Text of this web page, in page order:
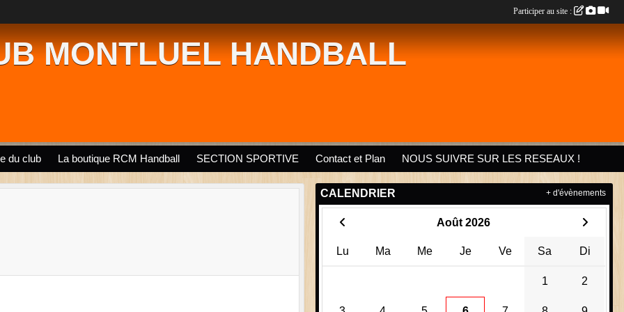
MONTLUEL HANDBALL
du club La boutique RCM Handball SECTION SPORTIVE Contact et Plan NOUS SUIVRE SUR LES RESEAUX !
CALENDRIER
Août 2026
Lu Ma Me Je Ve Sa Di
1 2
+ d'évènements
Participer au site :